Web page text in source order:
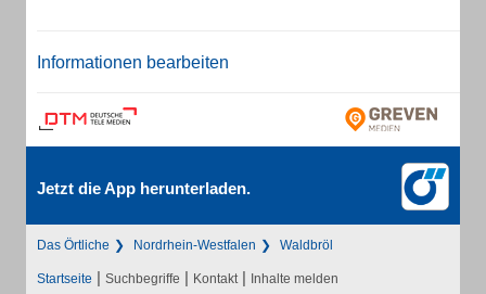
Informationen bearbeiten
Jetzt die App herunterladen.
Das Örtliche Nordrhein-Westfalen Waldbröl
Startseite | Suchbegriffe | Kontakt | Inhalte melden